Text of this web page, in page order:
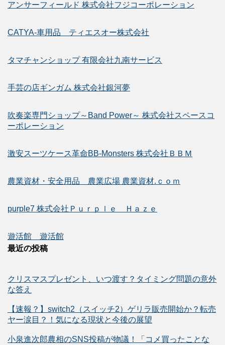
アンサーフィールド 株式会社フジコーポレーション
CATYA-車用品 ティエスオー株式会社
タマチャンショップ 有限会社九南サービス
手芸の店ギンガム 株式会社銀河夢
吹奏楽専門ショップ～Band Power～ 株式会社スペースコ
ーポレーション
激安スーツケース革命BB-Monsters 株式会社ＢＢＭ
農業資材・安全用品 農業広場 農業資材.ｃｏｍ
purple7 株式会社Ｐｕｒｐｌｅ Ｈａｚｅ
遊活館 遊活館
最近の投稿
クリスマスプレゼント、いつ渡す？タイミング問題の意外
な答え
【速報？】switch2（スイッチ2）ゲリラ販売開始か？転売
ヤー涙目？！気になる現状と今後の展望
小泉進次郎農相のSNS投稿が物議！「コメ買ったことな